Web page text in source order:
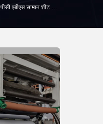
पीसी एबीएस सामान शीट एकल पेंच प्लास्टिक Extruder मशीन